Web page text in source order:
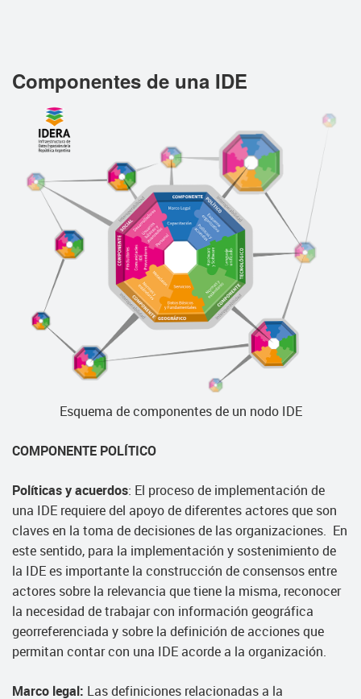
Componentes de una IDE
Esquema de componentes de un nodo IDE
COMPONENTE POLÍTICO
Políticas y acuerdos: El proceso de implementación de
una IDE requiere del apoyo de diferentes actores que son
claves en la toma de decisiones de las organizaciones. En
este sentido, para la implementación y sostenimiento de
la IDE es importante la construcción de consensos entre
actores sobre la relevancia que tiene la misma, reconocer
la necesidad de trabajar con información geográfica
georreferenciada y sobre la definición de acciones que
permitan contar con una IDE acorde a la organización.
Marco legal: Las definiciones relacionadas a la